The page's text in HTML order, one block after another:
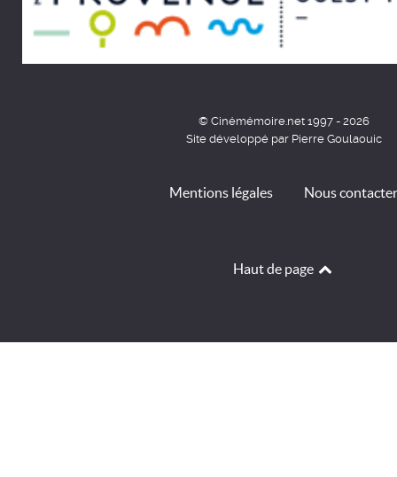
© Cinémémoire.net 1997 - 2026
Site développé par Pierre Goulaouic
Mentions légales Nous contacter
Haut de page